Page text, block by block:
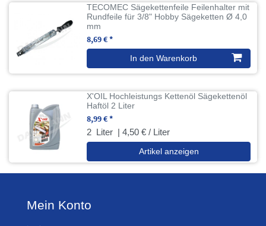
TECOMEC Sägekettenfeile Feilenhalter mit
Rundfeile für 3/8" Hobby Sägeketten Ø 4,0
mm
8,69 € *
In den Warenkorb
X'OIL Hochleistungs Kettenöl Sägekettenöl
Haftöl 2 Liter
8,99 € *
2 Liter | 4,50 € / Liter
Artikel anzeigen
Mein Konto